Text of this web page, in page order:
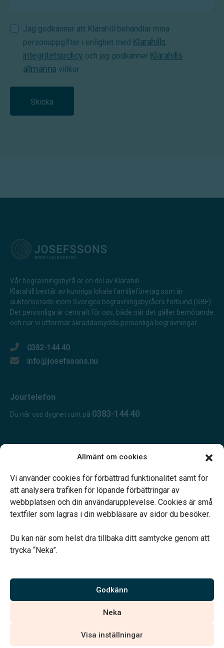
Allmänt om cookies
Vi använder cookies för förbättrad funktionalitet samt för
att analysera trafiken för löpande förbättringar av
webbplatsen och din användarupplevelse. Cookies är små
textfiler som lagras i din webbläsare av sidor du besöker.
Du kan när som helst dra tillbaka ditt samtycke genom att
trycka “Neka”.
Godkänn
Neka
Visa inställningar
Samtycke
(Required)
Jag godkänner att Klarahill behandlar mina
personuppgifter i enlighet med Klarahills
integritetspolicy och jag godkänner Klarahills
allmänna villkor
Skicka
Vår begravningsbyrå är en del av Klarahill.
Klarahill består av kunniga lokala familjeföretag som är
auktoriserade inom Sveriges begravningsbyråers förbund (SBF).
Det personliga är centralt för oss, både när det gäller bemötande
och när vi utformar skräddarsydda personliga begravningar.
0382-144 40
info@josefssons.nu
Jourtelefon
Du når oss dygnet runt på 0383-144 40
Telefonjour dygnet runt.
Vårt systerbolag Verahill hjälper dig med familjejuridiken –
Vi är auktoriserade av Sveriges Begravningsbyråers Förbund och
har högt ställda krav på utbildning, kvalitet, miljö och arbetsmiljö.